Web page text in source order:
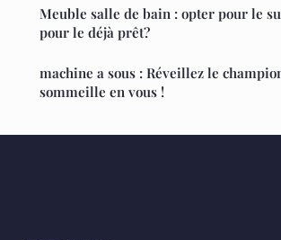
Meuble salle de bain : opter pour le
pour le déjà prêt?
machine a sous : Réveillez le
sommeille en vous !